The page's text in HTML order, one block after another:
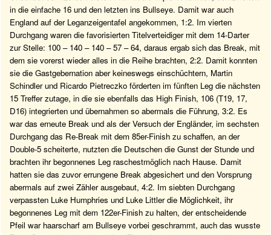
in die einfache 16 und den letzten ins Bullseye. Damit war auch
England auf der Leganzeigentafel angekommen, 1:2. Im vierten
Durchgang waren die favorisierten Titelverteidiger mit dem 14-Darter
zur Stelle: 100 – 140 – 140 – 57 – 64, daraus ergab sich das Break, mit
dem sie vorerst wieder alles in die Reihe brachten, 2:2. Damit konnten
sie die Gastgebernation aber keineswegs einschüchtern, Martin
Schindler und Ricardo Pietreczko förderten im fünften Leg die nächsten
15 Treffer zutage, in die sie ebenfalls das High Finish, 106 (T19, 17,
D16) integrierten und übernahmen so abermals die Führung, 3:2. Es
war das erneute Break und als der Versuch der Engländer, im sechsten
Durchgang das Re-Break mit dem 85er-Finish zu schaffen, an der
Double-5 scheiterte, nutzten die Deutschen die Gunst der Stunde und
brachten ihr begonnenes Leg raschestmöglich nach Hause. Damit
hatten sie das zuvor errungene Break abgesichert und den Vorsprung
abermals auf zwei Zähler ausgebaut, 4:2. Im siebten Durchgang
verpassten Luke Humphries und Luke Littler die Möglichkeit, ihr
begonnenes Leg mit dem 122er-Finish zu halten, der entscheidende
Pfeil war haarscharf am Bullseye vorbei geschrammt, auch das wusste